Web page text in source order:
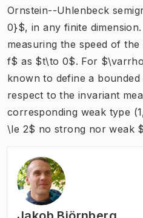
Ornstein--Uhlenbeck
0}$, in any finite
measuring the speed of
f$ as $t\to 0$. For
known to define a
respect to the invariant
corresponding weak type
\le 2$ no strong nor weak